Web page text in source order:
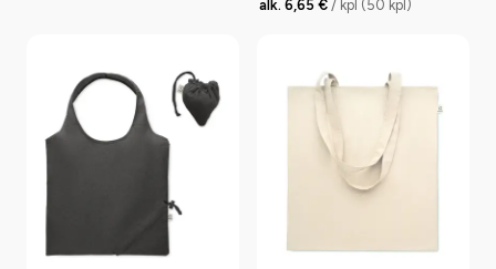
alk. 6,65 € / kpl (50 kpl)